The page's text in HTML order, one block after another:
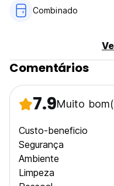
Combinado
Comentários
7.9Muito bom
Custo-beneficio
Segurança
Ambiente
Limpeza